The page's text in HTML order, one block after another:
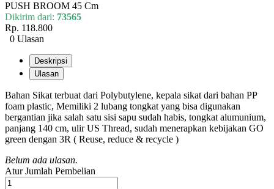
PUSH BROOM 45 Cm
Dikirim dari: 73565
Rp. 118.800
0 Ulasan
Deskripsi
Ulasan
Bahan Sikat terbuat dari Polybutylene, kepala sikat dari bahan PP
foam plastic, Memiliki 2 lubang tongkat yang bisa digunakan
bergantian jika salah satu sisi sapu sudah habis, tongkat alumunium,
panjang 140 cm, ulir US Thread, sudah menerapkan kebijakan GO
green dengan 3R ( Reuse, reduce & recycle )
Belum ada ulasan.
Atur Jumlah Pembelian